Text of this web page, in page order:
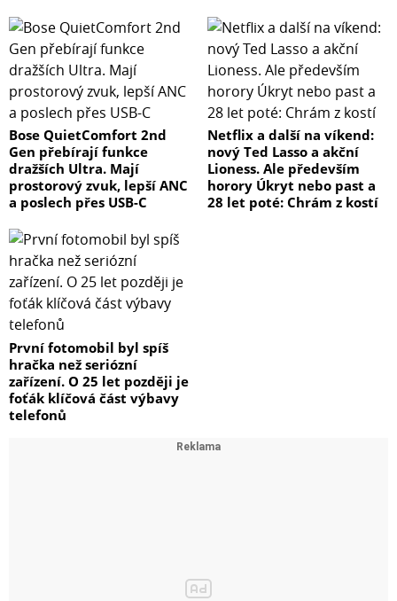
Bose QuietComfort 2nd
Gen přebírají funkce
dražších Ultra. Mají
prostorový zvuk, lepší ANC
a poslech přes USB-C
Netflix a další na víkend:
nový Ted Lasso a akční
Lioness. Ale především
horory Úkryt nebo past a
28 let poté: Chrám z kostí
První fotomobil byl spíš
hračka než seriózní
zařízení. O 25 let později je
foťák klíčová část výbavy
telefonů